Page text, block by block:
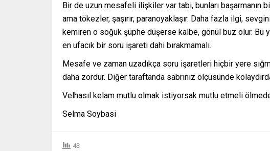
Bir de uzun mesafeli ilişkiler var tabi, bunları başarmanın
ama tökezler, şaşırır, paranoyaklaşır. Daha fazla ilgi,
kemiren o soğuk şüphe düşerse kalbe, gönül buz olur. Bu
en ufacık bir soru işareti dahi bırakmamalı.
Mesafe ve zaman uzadıkça soru işaretleri hiçbir yere
daha zordur. Diğer taraftanda sabrınız ölçüsünde
Velhasıl kelam mutlu olmak istiyorsak mutlu etmeli
Selma Soybasi
43